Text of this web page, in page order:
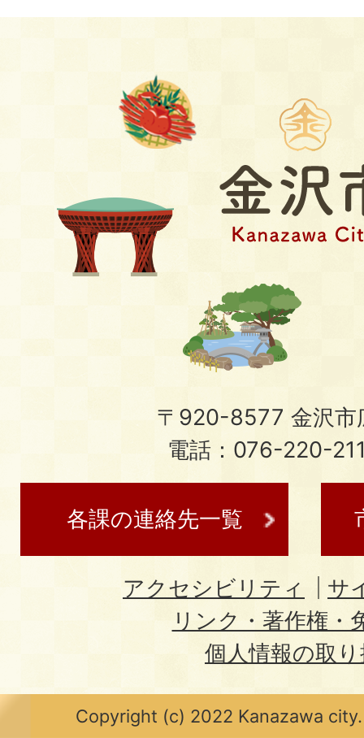
〒920-8577 金沢市
電話：076-220-
各課の連絡先一覧
アクセシビリティ
サ
リンク・著作権・
個人情報の取
Copyright (c) 2022 Kanazawa